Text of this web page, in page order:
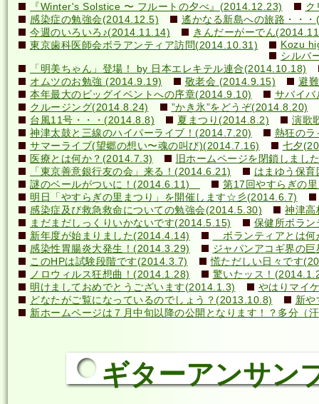
『Winter's Solstice 〜 フルートの夕べ』(2014.12.23)
ク
感染症の勉強会(2014.12.5)
遙かなる新島への旅路・・
今週のいろいろ♪(2014.11.14)
きんだーがーでん
東京歯科医師会ボラアンティア訪問(2014.10.31)
Kozu
シルバ
「明美ちゃん」登場！ by 日本エレキテル連合(2014.10.18)
オムツのお勉強 (2014.9.19)
敬老会 (2014.9.15)
避
本年最大のビッグイベントへの序章(2014.9.10)
サバイ
クルージング(2014.8.24)
”かき氷”をどうぞ(2014.8.20)
台風11号・・・(2014.8.8)
夏まつり(2014.8.2)
演歌
神津太鼓と三線のハイパーライブ！(2014.7.20)
熱狂の
サマーライブ(望郷の想い〜魂の叫び)(2014.7.16)
七夕
医療とは何か？(2014.7.3)
旧ホームページを閉鎖しまし
「東京善意銀行友の会」来る！(2014.6.21)
はまゆう保
謎のベールがついに！(2014.6.11)
第17回やすらぎの
明日「やすらぎの里まつり」を開催します☆彡(2014.6.7)
感染症及び救急救命についての勉強会(2014.5.30)
神津高
まだまだしっくりいかないです(2014.5.15)
保健所ボラ
新年度が始まりました(2014.4.14)
ボランティアとは
感染性胃腸炎大発生！(2014.3.29)
ジャパンアコギ界の
このHPは試験段階です(2014.3.7)
慌ただしい日々です
ノロウィルス狂想曲！(2014.1.28)
驚いたッス！
明けましておめでとうございます(2014.1.3)
やはりマイ
どなたがご覧になっているのでしょう？(2013.10.8)
新や
新ホームページは７月中旬以降の公開となります！？多分
ギターアンサン